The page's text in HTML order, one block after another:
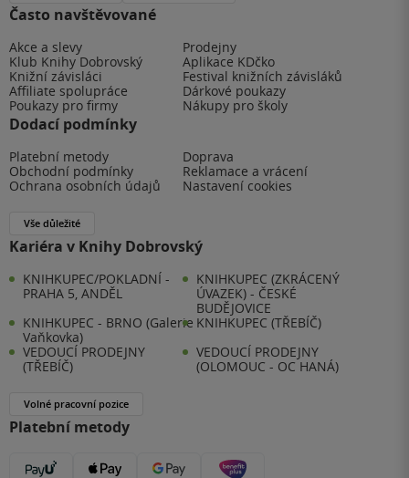
Často navštěvované
Akce a slevy
Prodejny
Klub Knihy Dobrovský
Aplikace KDčko
Knižní závisláci
Festival knižních závisláků
Affiliate spolupráce
Dárkové poukazy
Poukazy pro firmy
Nákupy pro školy
Dodací podmínky
Platební metody
Doprava
Obchodní podmínky
Reklamace a vrácení
Ochrana osobních údajů
Nastavení cookies
Vše důležité
Kariéra v Knihy Dobrovský
KNIHKUPEC/POKLADNÍ -
PRAHA 5, ANDĚL
KNIHKUPEC (ZKRÁCENÝ
ÚVAZEK) - ČESKÉ
BUDĚJOVICE
KNIHKUPEC - BRNO (Galerie
Vaňkovka)
KNIHKUPEC (TŘEBÍČ)
VEDOUCÍ PRODEJNY
(TŘEBÍČ)
VEDOUCÍ PRODEJNY
(OLOMOUC - OC HANÁ)
Volné pracovní pozice
Platební metody